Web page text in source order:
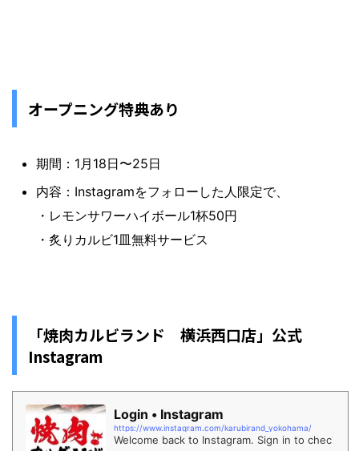
オープニング特典あり
期間：1月18日〜25日
内容：Instagramをフォローした人限定で、
・レモンサワーハイボール1杯50円
・炙りカルビ1皿無料サービス
「焼肉カルビランド 横浜西口店」公式
Instagram
Login • Instagram
https://www.instagram.com/karubirand_yokohama/
Welcome back to Instagram. Sign in to chec